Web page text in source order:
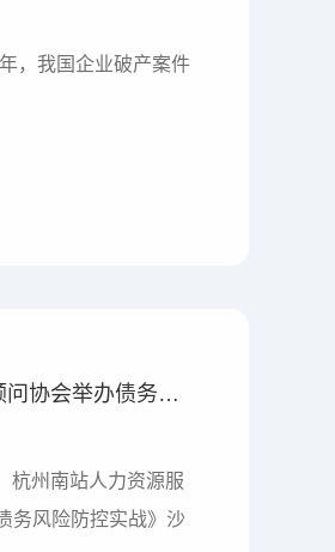
，我国企业破产案件
精准管控应收账款，护航企业资金安全 ——浙江省企业法律顾问协会举办债务风控实战沙龙
杭州南站人力资源服
务风险防控实战》沙